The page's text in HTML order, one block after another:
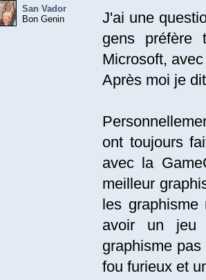
San Vador
Bon Genin
J'ai une
gens préfère
Microsoft,
Après moi je
ont toujours
avec la
meilleur
les graphisme
avoir un jeu
graphisme
fou furieux et